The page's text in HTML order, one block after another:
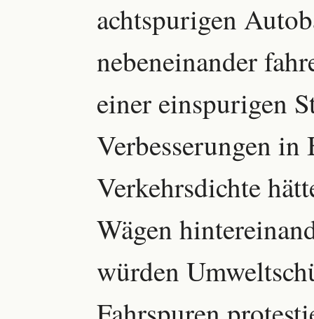
achtspurigen
nebeneinander
einer einspurigen
Verbesserungen in
Verkehrsdichte
Wägen
würden